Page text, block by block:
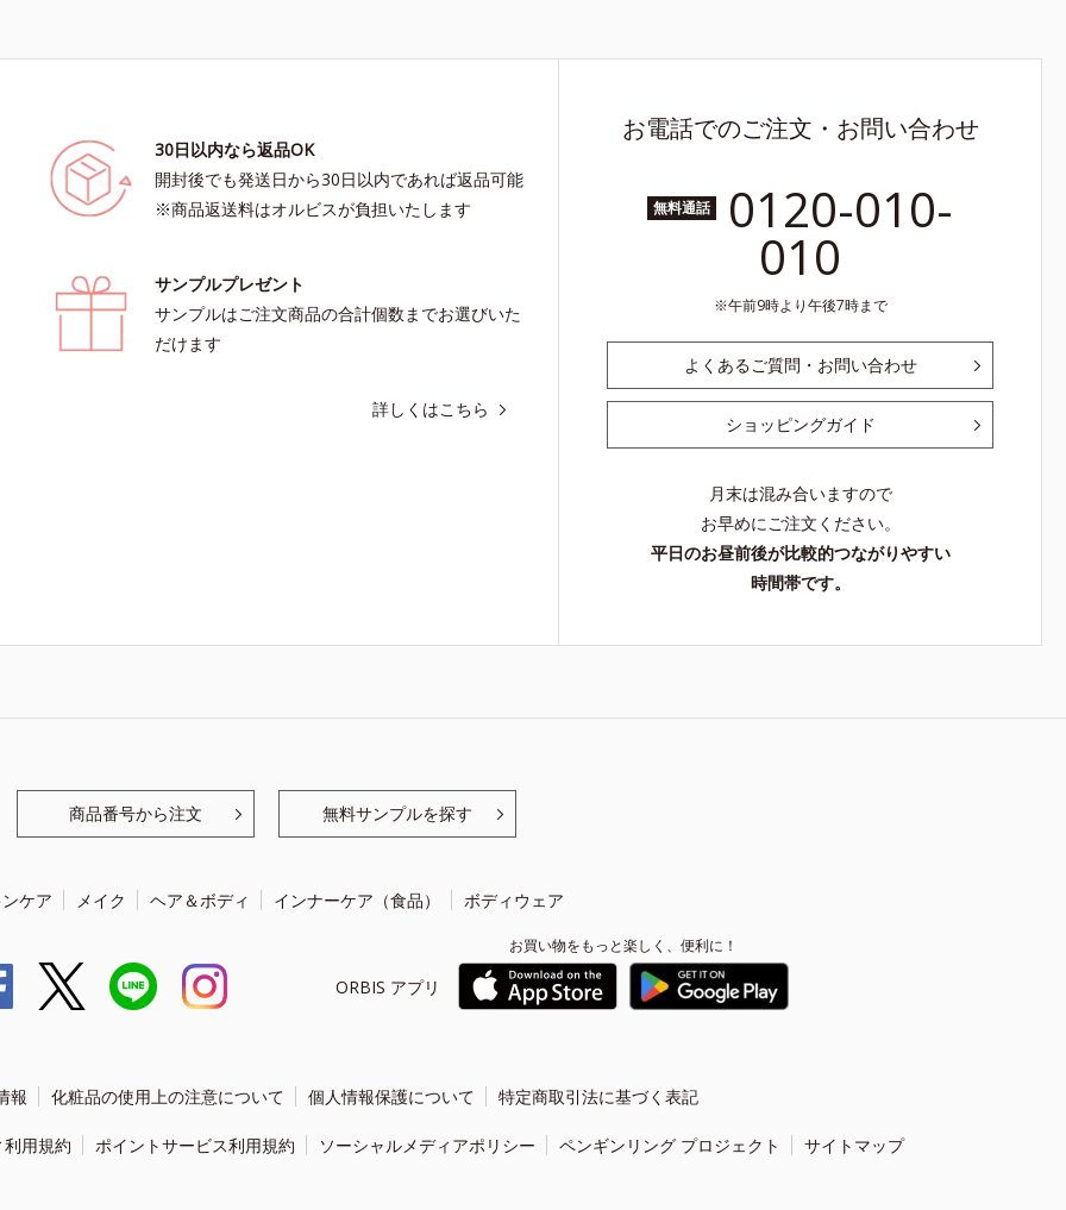
30日以内なら返品OK
開封後でも発送日から30日以内であれば返品可能
※商品返送料はオルビスが負担いたします
サンプルプレゼント
サンプルはご注文商品の合計個数までお選びいた
だけます
詳しくはこちら
お電話でのご注文・お問い合わせ
無料通話 0120-010-
010
午前9時より午後7時まで
よくあるご質問・お問い合わせ
ショッピングガイド
月末は混み合いますので
お早めにご注文ください。
平日のお昼前後が比較的つながりやすい
時間帯です。
商品番号から注文 無料サンプルを探す
ケア メイク ヘア＆ボディ インナーケア（食品） ボディウェア
ORBIS アプリ
お買い物をもっと楽しく、便利に！
報 化粧品の使用上の注意について 個人情報保護について 特定商取引法に基づく表記
用規約 ポイントサービス利用規約 ソーシャルメディアポリシー ペンギンリング プロジェクト サイトマップ